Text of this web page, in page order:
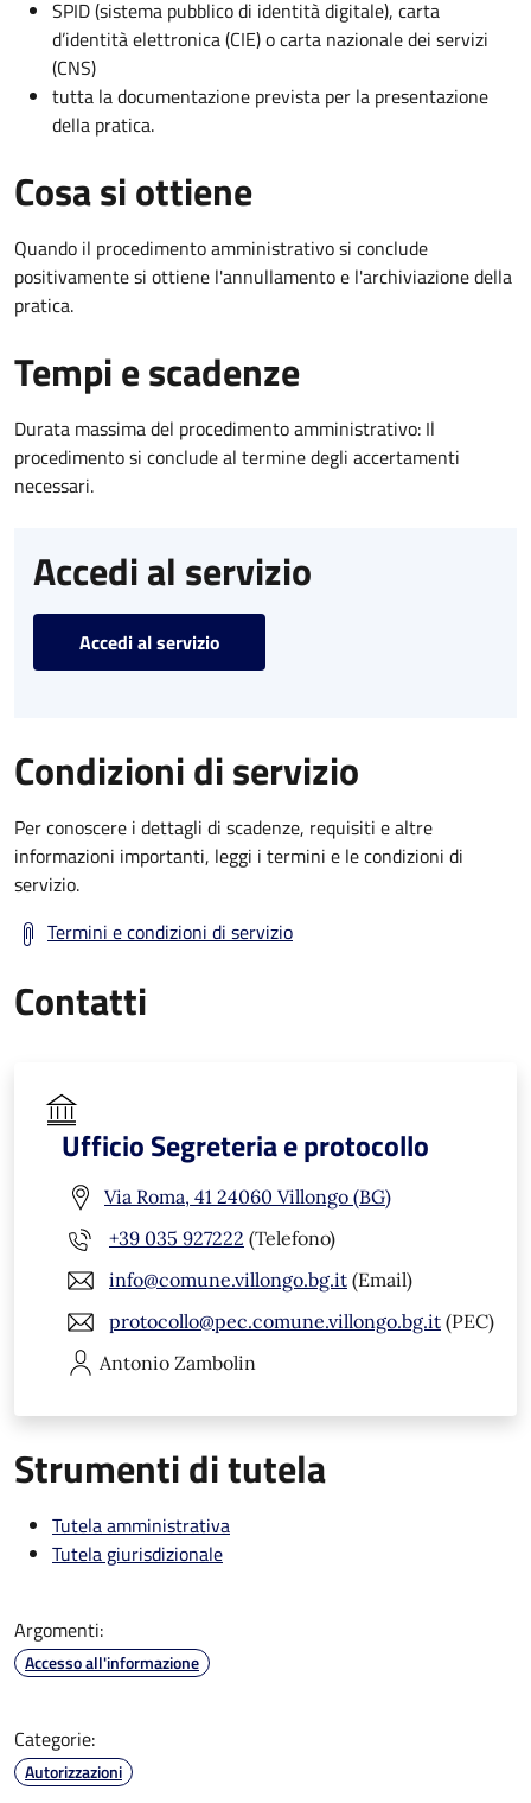
SPID (sistema pubblico di identità digitale), carta
d’identità elettronica (CIE) o carta nazionale dei servizi
(CNS)
tutta la documentazione prevista per la presentazione
della pratica.
Cosa si ottiene
Quando il procedimento amministrativo si conclude
positivamente si ottiene l'annullamento e l'archiviazione della
pratica.
Tempi e scadenze
Durata massima del procedimento amministrativo: Il
procedimento si conclude al termine degli accertamenti
necessari.
Accedi al servizio
Accedi al servizio
Condizioni di servizio
Per conoscere i dettagli di scadenze, requisiti e altre
informazioni importanti, leggi i termini e le condizioni di
servizio.
Termini e condizioni di servizio
Contatti
Ufficio Segreteria e protocollo
Via Roma, 41 24060 Villongo (BG)
+39 035 927222 (Telefono)
info@comune.villongo.bg.it (Email)
protocollo@pec.comune.villongo.bg.it (PEC)
Antonio Zambolin
Strumenti di tutela
Tutela amministrativa
Tutela giurisdizionale
Argomenti:
Accesso all'informazione
Categorie:
Autorizzazioni